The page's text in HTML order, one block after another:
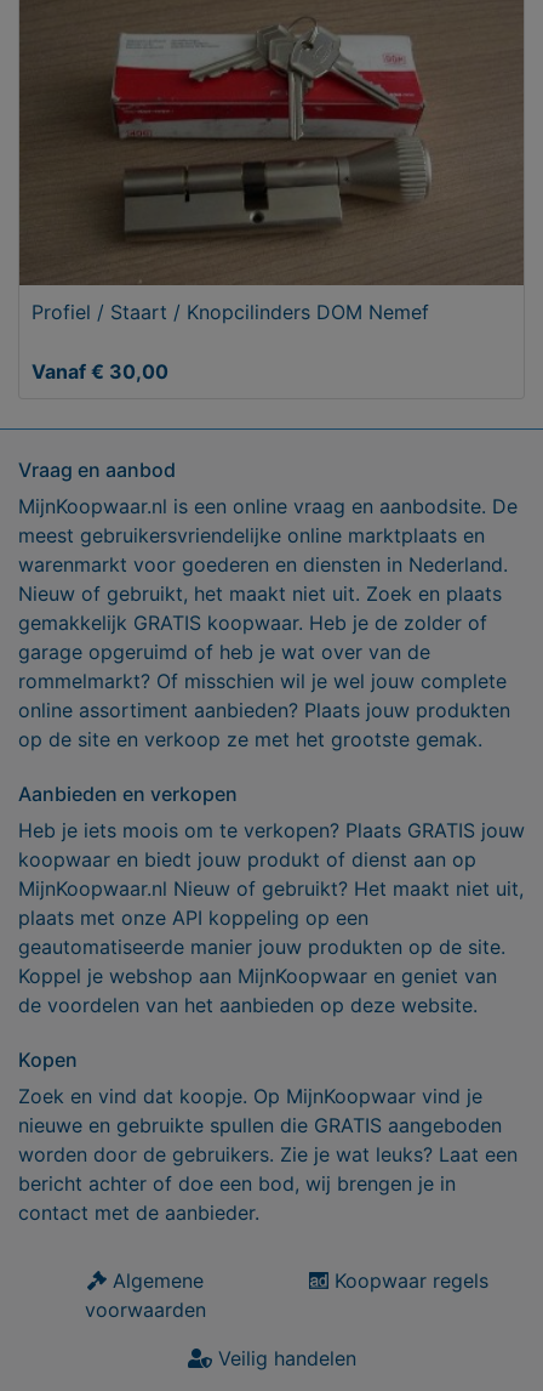
Profiel / Staart / Knopcilinders DOM Nemef
Vanaf € 30,00
Vraag en aanbod
MijnKoopwaar.nl is een online vraag en aanbodsite. De
meest gebruikersvriendelijke online marktplaats en
warenmarkt voor goederen en diensten in Nederland.
Nieuw of gebruikt, het maakt niet uit. Zoek en plaats
gemakkelijk GRATIS koopwaar. Heb je de zolder of
garage opgeruimd of heb je wat over van de
rommelmarkt? Of misschien wil je wel jouw complete
online assortiment aanbieden? Plaats jouw produkten
op de site en verkoop ze met het grootste gemak.
Aanbieden en verkopen
Heb je iets moois om te verkopen? Plaats GRATIS jouw
koopwaar en biedt jouw produkt of dienst aan op
MijnKoopwaar.nl Nieuw of gebruikt? Het maakt niet uit,
plaats met onze API koppeling op een
geautomatiseerde manier jouw produkten op de site.
Koppel je webshop aan MijnKoopwaar en geniet van
de voordelen van het aanbieden op deze website.
Kopen
Zoek en vind dat koopje. Op MijnKoopwaar vind je
nieuwe en gebruikte spullen die GRATIS aangeboden
worden door de gebruikers. Zie je wat leuks? Laat een
bericht achter of doe een bod, wij brengen je in
contact met de aanbieder.
Algemene
voorwaarden
Koopwaar regels
Veilig handelen